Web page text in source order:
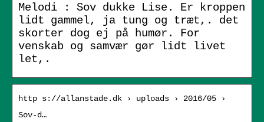
Melodi : Sov dukke Lise. Er kroppen
lidt gammel, ja tung og træt,. det
skorter dog ej på humør. For
venskab og samvær gør lidt livet
let,.
http s://allanstade.dk › uploads › 2016/05 ›
Sov-d…